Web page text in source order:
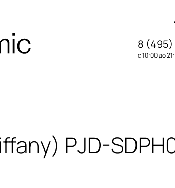
8 (495)
с 10:00 до
PJD-